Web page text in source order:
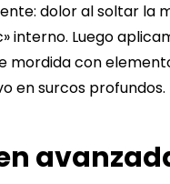
dolor al soltar
interno. Luego
mordida con
en surcos